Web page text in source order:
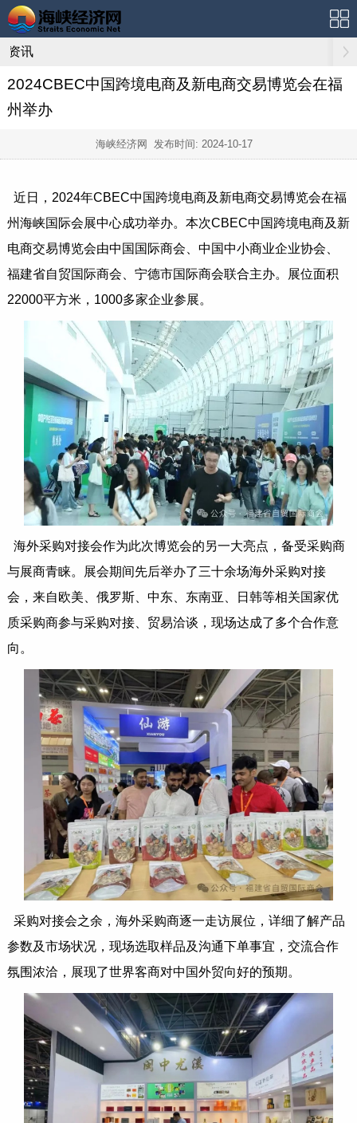
资讯
2024CBEC中国跨境电商及新电商交易博览会在福
州举办
海峡经济网 发布时间: 2024-10-17
近日，2024年CBEC中国跨境电商及新电商交易博览会在福
州海峡国际会展中心成功举办。本次CBEC中国跨境电商及新
电商交易博览会由中国国际商会、中国中小商业企业协会、
福建省自贸国际商会、宁德市国际商会联合主办。展位面积
22000平方米，1000多家企业参展。
海外采购对接会作为此次博览会的另一大亮点，备受采购商
与展商青睐。展会期间先后举办了三十余场海外采购对接
会，来自欧美、俄罗斯、中东、东南亚、日韩等相关国家优
质采购商参与采购对接、贸易洽谈，现场达成了多个合作意
向。
采购对接会之余，海外采购商逐一走访展位，详细了解产品
参数及市场状况，现场选取样品及沟通下单事宜，交流合作
氛围浓洽，展现了世界客商对中国外贸向好的预期。